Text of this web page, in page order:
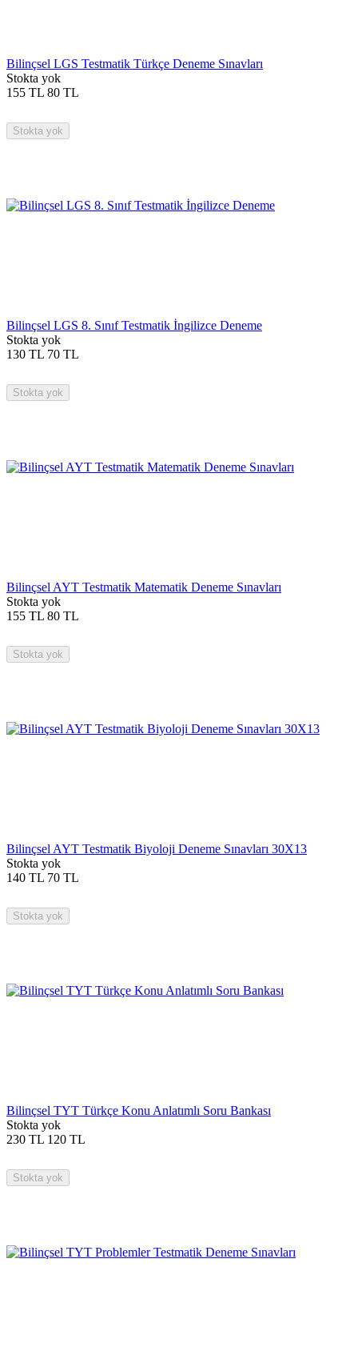
Bilinçsel LGS Testmatik Türkçe Deneme Sınavları
Stokta yok
155 TL 80 TL
Stokta yok
Bilinçsel LGS 8. Sınıf Testmatik İngilizce Deneme
Stokta yok
130 TL 70 TL
Stokta yok
Bilinçsel AYT Testmatik Matematik Deneme Sınavları
Stokta yok
155 TL 80 TL
Stokta yok
Bilinçsel AYT Testmatik Biyoloji Deneme Sınavları 30X13
Stokta yok
140 TL 70 TL
Stokta yok
Bilinçsel TYT Türkçe Konu Anlatımlı Soru Bankası
Stokta yok
230 TL 120 TL
Stokta yok